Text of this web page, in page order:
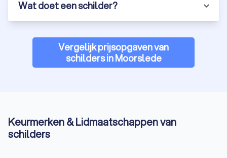
Wat doet een schilder?
Vergelijk prijsopgaven van
schilders in Moorslede
Keurmerken & Lidmaatschappen van
schilders